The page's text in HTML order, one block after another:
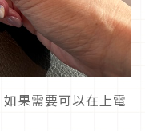
果需要可以在上電